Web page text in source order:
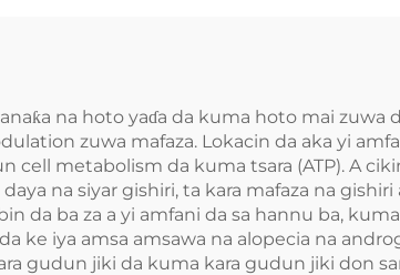
na hoto yaɗa da kuma hoto mai zuwa
zuwa mafaza. Lokacin da aka yi
cell metabolism da kuma tsara (ATP). A
na siyar gishiri, ta kara mafaza na
da ba za a yi amfani da sa hannu ba,
ke iya amsa amsawa na alopecia na
gudun jiki da kuma kara gudun jiki don